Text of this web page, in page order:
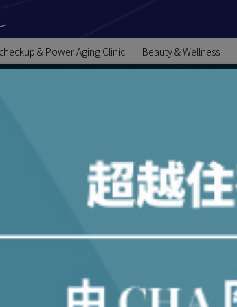
& Power Aging Clinic Beauty & Wellness